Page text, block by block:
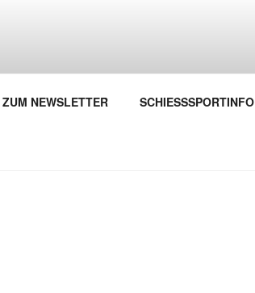
1845 E.V.
NEWSLETTER SCHIESSSPORTINFO